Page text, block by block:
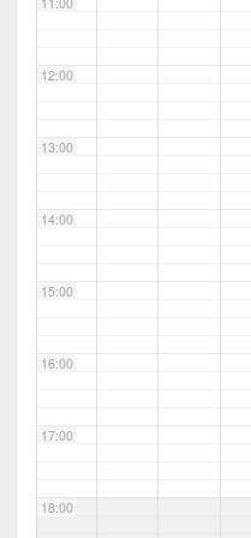
12:00
13:00
14:00
15:00
16:00
17:00
18:00